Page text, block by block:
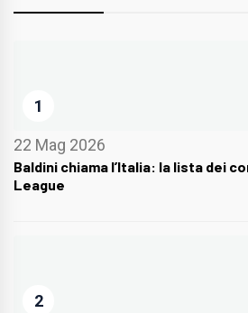
1
22 Mag 2026
Baldini chiama l’Italia: la lista dei
League
2